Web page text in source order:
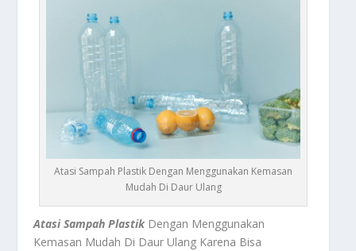
Atasi Sampah Plastik Dengan Menggunakan Kemasan
Mudah Di Daur Ulang
Atasi Sampah PlastikDengan Menggunakan
Kemasan Mudah Di Daur Ulang Karena Bisa